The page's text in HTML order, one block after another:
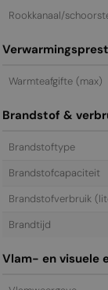
Rookkanaal/
Warmteafgifte (max)
Brandstof &
Brandstoftype
Brandstofcapaciteit
Brandstofverbruik
Brandtijd
Vlam- en visuele